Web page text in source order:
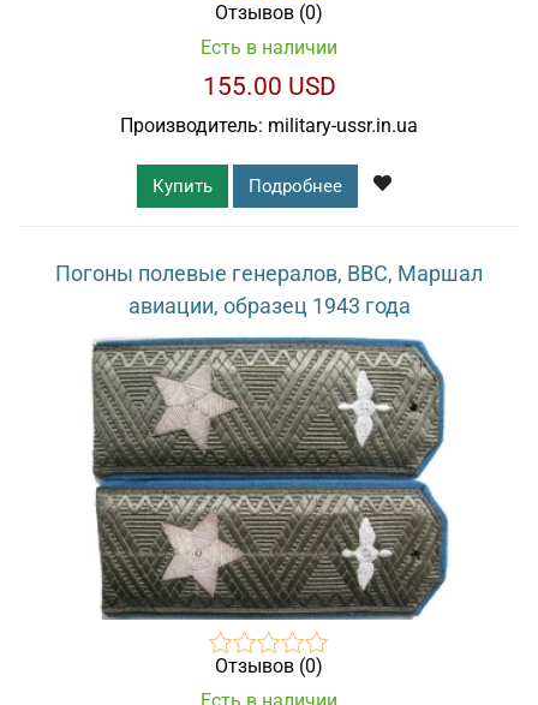
Отзывов (0)
Есть в наличии
155.00 USD
Производитель: military-ussr.in.ua
Купить Подробнее
Погоны полевые генералов, ВВС, Маршал
авиации, образец 1943 года
Отзывов (0)